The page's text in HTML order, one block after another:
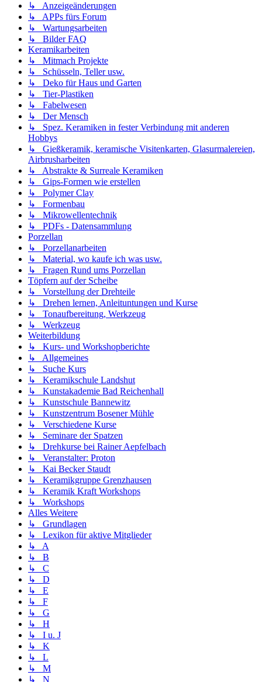
↳ Anzeigeänderungen
↳ APPs fürs Forum
↳ Wartungsarbeiten
↳ Bilder FAQ
Keramikarbeiten
↳ Mitmach Projekte
↳ Schüsseln, Teller usw.
↳ Deko für Haus und Garten
↳ Tier-Plastiken
↳ Fabelwesen
↳ Der Mensch
↳ Spez. Keramiken in fester Verbindung mit anderen
Hobbys
↳ Gießkeramik, keramische Visitenkarten, Glasurmalereien,
Airbrusharbeiten
↳ Abstrakte & Surreale Keramiken
↳ Gips-Formen wie erstellen
↳ Polymer Clay
↳ Formenbau
↳ Mikrowellentechnik
↳ PDFs - Datensammlung
Porzellan
↳ Porzellanarbeiten
↳ Material, wo kaufe ich was usw.
↳ Fragen Rund ums Porzellan
Töpfern auf der Scheibe
↳ Vorstellung der Drehteile
↳ Drehen lernen, Anleituntungen und Kurse
↳ Tonaufbereitung, Werkzeug
↳ Werkzeug
Weiterbildung
↳ Kurs- und Workshopberichte
↳ Allgemeines
↳ Suche Kurs
↳ Keramikschule Landshut
↳ Kunstakademie Bad Reichenhall
↳ Kunstschule Bannewitz
↳ Kunstzentrum Bosener Mühle
↳ Verschiedene Kurse
↳ Seminare der Spatzen
↳ Drehkurse bei Rainer Aepfelbach
↳ Veranstalter: Proton
↳ Kai Becker Staudt
↳ Keramikgruppe Grenzhausen
↳ Keramik Kraft Workshops
↳ Workshops
Alles Weitere
↳ Grundlagen
↳ Lexikon für aktive Mitglieder
↳ A
↳ B
↳ C
↳ D
↳ E
↳ F
↳ G
↳ H
↳ I u. J
↳ K
↳ L
↳ M
↳ N